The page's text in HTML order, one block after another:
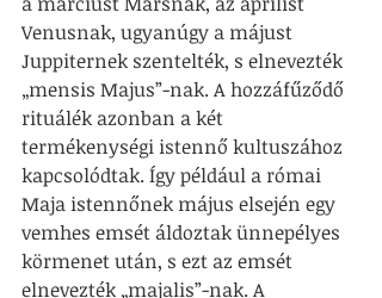
Venusnak, ugyanúgy a májust
Juppiternek szentelték, s elnevezték
„mensis Majus”-nak. A hozzáfűződő
rituálék azonban a két
termékenységi istennő kultuszához
kapcsolódtak. Így például a római
Maja istennőnek május elsején egy
vemhes emsét áldoztak ünnepélyes
körmenet után, s ezt az emsét
elnevezték „majalis”-nak. A